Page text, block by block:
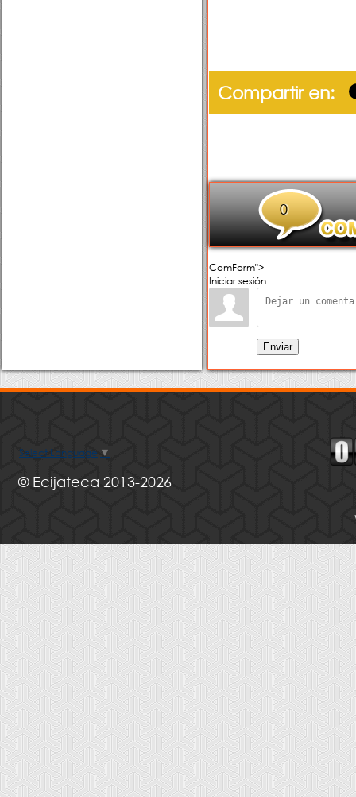
Compartir en:
0
ComForm">
Iniciar sesión :
Enviar
Select Language ▼
© Ecijateca 2013-2026